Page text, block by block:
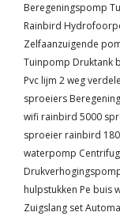
Beregeningspomp
Rainbird
Zelfaanzuigende
Tuinpomp Druktank
Pvc lijm 2 weg
sproeiers
wifi rainbird 5000
sproeier rainbird
waterpomp
hulpstukken Pe buis
Zuigslang set